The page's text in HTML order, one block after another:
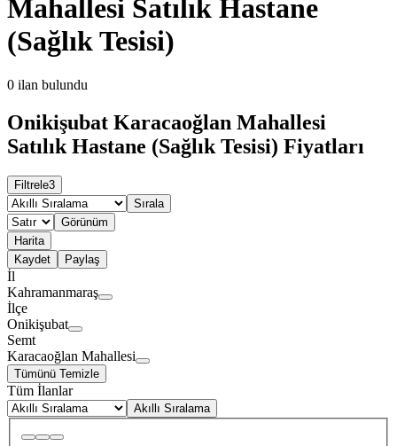
Mahallesi Satılık Hastane
(Sağlık Tesisi)
0 ilan bulundu
Onikişubat Karacaoğlan Mahallesi
Satılık Hastane (Sağlık Tesisi) Fiyatları
Filtrele3
Sırala
Görünüm
Harita
Kaydet
Paylaş
İl
Kahramanmaraş
İlçe
Onikişubat
Semt
Karacaoğlan Mahallesi
Tümünü Temizle
Tüm İlanlar
Akıllı Sıralama